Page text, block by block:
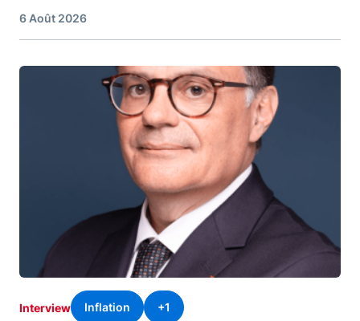
6 Août 2026
Image
Interview Inflation +1